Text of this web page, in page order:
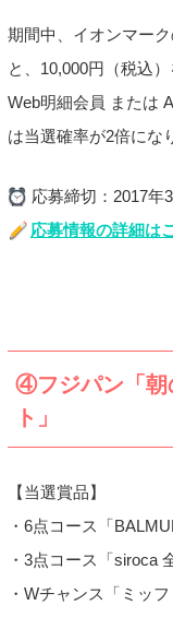
期間中、イオンマー
と、10,000円（税込
Web明細会員 または
は当選確率が2倍にな
応募締切：2017年
応募情報の詳細は
④フジパン「朝
ト」
【当選賞品】
・6点コース「
・3点コース「siroca
・Wチャンス「ミッ